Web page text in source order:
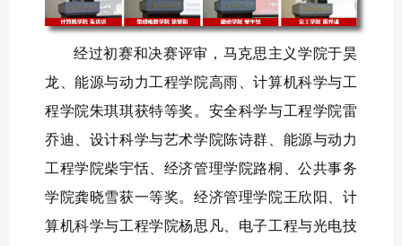
经过初赛和决赛评审，马克思主义学院于昊
龙、能源与动力工程学院高雨、计算机科学与工
程学院朱琪琪获特等奖。安全科学与工程学院雷
乔迪、设计科学与艺术学院陈诗群、能源与动力
工程学院柴宇恬、经济管理学院路桐、公共事务
学院龚晓雪获一等奖。经济管理学院王欣阳、计
算机科学与工程学院杨思凡、电子工程与光电技